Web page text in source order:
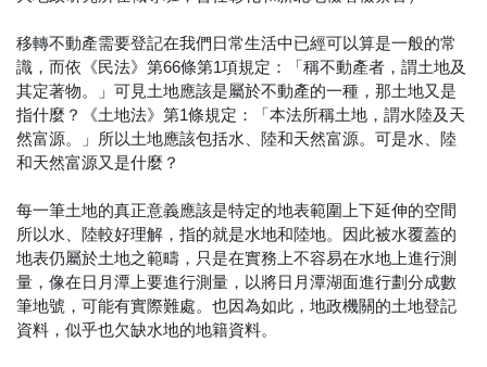
移轉不動產需要登記在我們日常生活中已經可以算是一般的常
識，而依《民法》第66條第1項規定：「稱不動產者，謂土地及
其定著物。」可見土地應該是屬於不動產的一種，那土地又是
指什麼？《土地法》第1條規定：「本法所稱土地，謂水陸及天
然富源。」所以土地應該包括水、陸和天然富源。可是水、陸
和天然富源又是什麼？
每一筆土地的真正意義應該是特定的地表範圍上下延伸的空間
所以水、陸較好理解，指的就是水地和陸地。因此被水覆蓋的
地表仍屬於土地之範疇，只是在實務上不容易在水地上進行測
量，像在日月潭上要進行測量，以將日月潭湖面進行劃分成數
筆地號，可能有實際難處。也因為如此，地政機關的土地登記
資料，似乎也欠缺水地的地籍資料。